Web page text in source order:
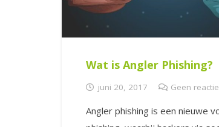
Wat is Angler Phishing?
juni 20, 2017 Geen
Angler phishing is een nieuwe